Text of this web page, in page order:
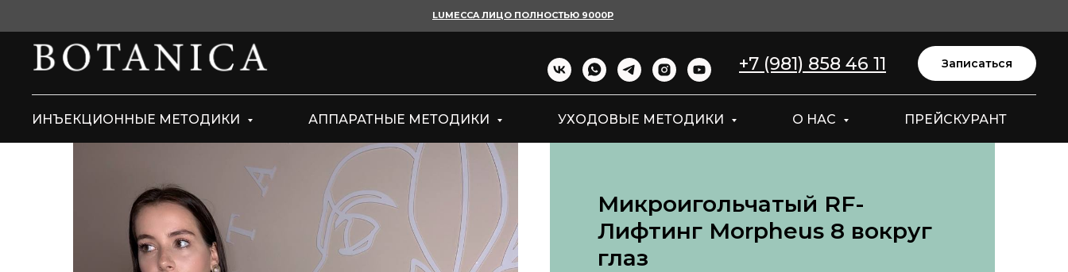
LUMECCA ЛИЦО ПОЛНОСТЬЮ 9000Р
+7 (981) 858 46 11 Записаться
ИНЪЕКЦИОННЫЕ МЕТОДИКИ АППАРАТНЫЕ МЕТОДИКИ УХОДОВЫЕ МЕТОДИКИ О НАС ПРЕЙСКУРАНТ
Микроигольчатый RF-
Лифтинг Morpheus 8 вокруг
глаз